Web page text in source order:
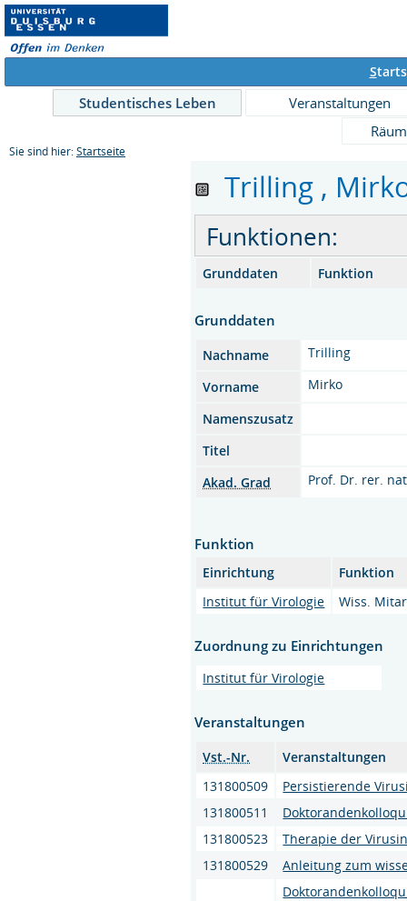
S
Studentisches Leben
Veranstaltungen
Sie sind hier: Startseite
Trilling ,
Funktionen:
Grunddaten Funktion
Grunddaten
Nachname
Trilling
Vorname
Mirko
Namenszusatz
Titel
Akad. Grad
Prof. Dr. rer.
Funktion
Einrichtung
Funktion
Institut für Virologie
Wiss.
Zuordnung zu Einrichtungen
Institut für Virologie
Veranstaltungen
Vst.-Nr.
Veranstaltungen
131800509
Persistierende
131800511
131800523
Therapie der
131800529
Anleitung zum